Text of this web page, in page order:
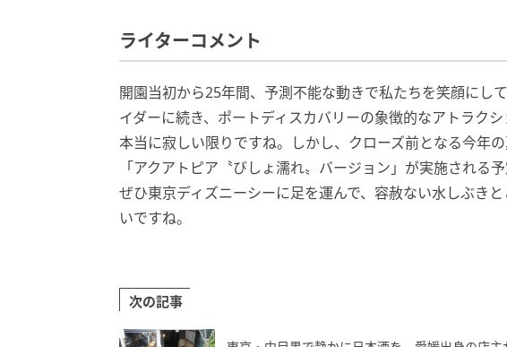
ライターコメント
開園当初から25年間、予測不能な動きで私たちを笑顔にし
イダーに続き、ポートディスカバリーの象徴的なアトラク
本当に寂しい限りですね。しかし、クローズ前となる今年
「アクアトピア〝びしょ濡れ〟バージョン」が実施される
ぜひ東京ディズニーシーに足を運んで、容赦ない水しぶき
いですね。
次の記事